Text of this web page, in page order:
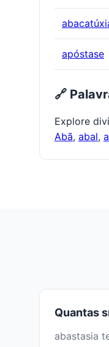
apóstase
🔗
Explore
Abã, abal,
Quantas
abastasia